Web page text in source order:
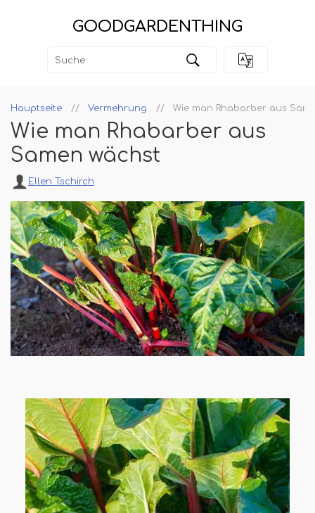
GOODGARDENTHING
Hauptseite Vermehrung Wie man Rhabarber aus
Wie man Rhabarber aus
Samen wächst
Ellen Tschirch